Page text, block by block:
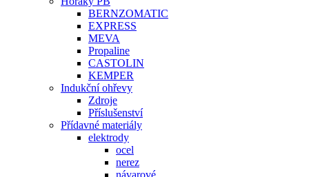
BERNZOMATIC
EXPRESS
MEVA
Propaline
CASTOLIN
KEMPER
Indukční ohřevy
Zdroje
Příslušenství
Přídavné materiály
elektrody
ocel
nerez
návarové